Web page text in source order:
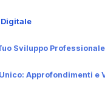
Digitale
Sviluppo Professionale
Approfondimenti e